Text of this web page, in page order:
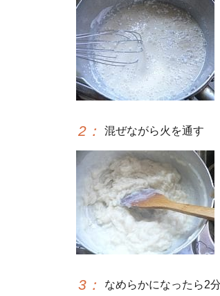
2 ： 混ぜながら火を通す
3 ： なめらかになったら2